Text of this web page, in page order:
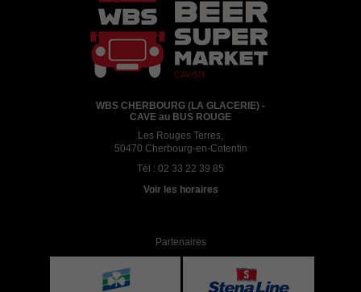
WBS CHERBOURG (LA GLACERIE) -
CAVE au BUS ROUGE
Les Rouges Terres,
50470 Cherbourg-en-Cotentin
Tél : 02 33 22 39 85
Voir les horaires
Partenaires